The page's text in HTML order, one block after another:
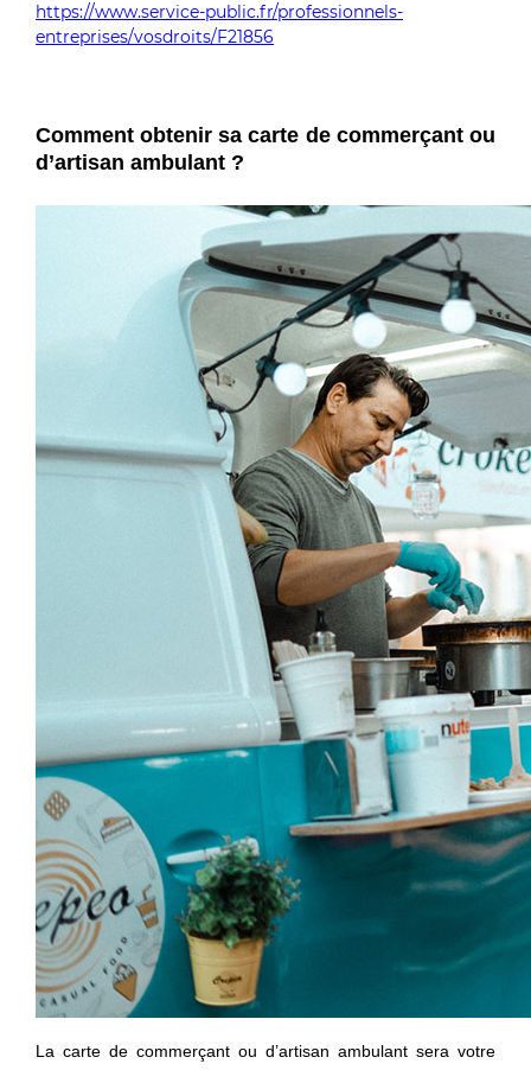
https://www.service-public.fr/professionnels-
entreprises/vosdroits/F21856
Comment obtenir sa carte de commerçant ou
d’artisan ambulant ?
La carte de commerçant ou d’artisan ambulant sera votre